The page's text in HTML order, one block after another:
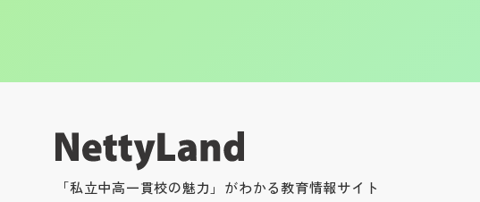
「私立中高一貫校の魅力」がわかる教育情報サイト